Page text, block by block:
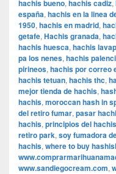
hachis bueno, hachis cadiz,
españa, hachis en la linea
1950, hachis en madrid,
getafe, Hachis granada,
hachis huesca, hachis
pa los nenes, hachis
pirineos, hachis por correo
hachis tetuan, hachis thc,
mejor tienda de hachis,
hachis, moroccan hash in
del retiro fumar, pasar
hachis, principios del hachis
retiro park, soy fumadora
hachis, where to buy
www.sandiegocream.com,